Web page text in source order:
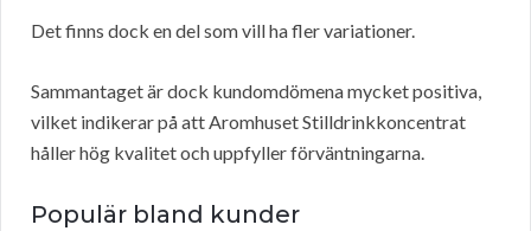
Det finns dock en del som vill ha fler variationer.
Sammantaget är dock kundomdömena mycket positiva,
vilket indikerar på att Aromhuset Stilldrinkkoncentrat
håller hög kvalitet och uppfyller förväntningarna.
Populär bland kunder